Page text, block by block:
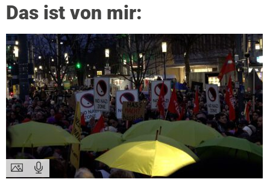
Das ist von mir: